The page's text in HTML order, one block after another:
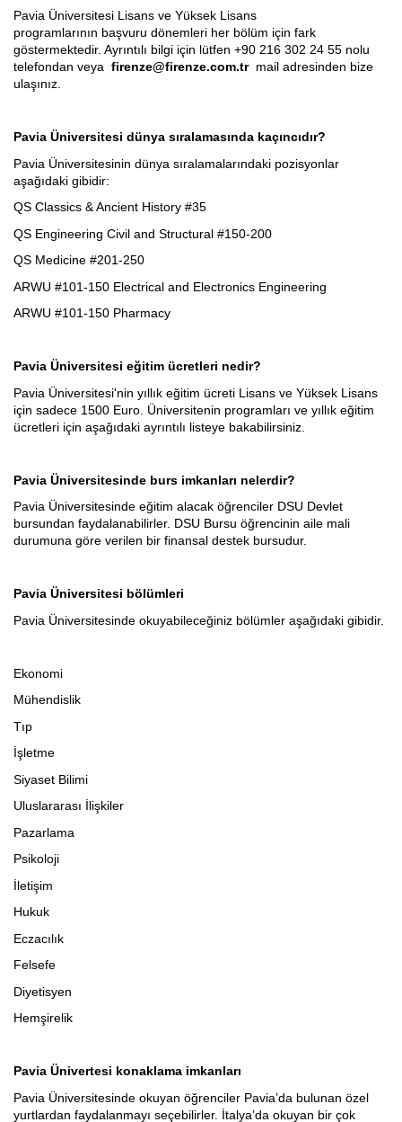
Pavia Üniversitesi Lisans ve Yüksek Lisans
programlarının başvuru dönemleri her bölüm için fark
göstermektedir. Ayrıntılı bilgi için lütfen +90 216 302 24 55 nolu
telefondan veya firenze@firenze.com.trmail adresinden bize
ulaşınız.
Pavia Üniversitesi dünya sıralamasında kaçıncıdır?
Pavia Üniversitesinin dünya sıralamalarındaki pozisyonlar
aşağıdaki gibidir:
QS Classics & Ancient History #35
QS Engineering Civil and Structural #150-200
QS Medicine #201-250
ARWU #101-150 Electrical and Electronics Engineering
ARWU #101-150 Pharmacy
Pavia Üniversitesi eğitim ücretleri nedir?
Pavia Üniversitesi'nin yıllık eğitim ücreti Lisans ve Yüksek Lisans
için sadece 1500 Euro. Üniversitenin programları ve yıllık eğitim
ücretleri için aşağıdaki ayrıntılı listeye bakabilirsiniz.
Pavia Üniversitesinde burs imkanları nelerdir?
Pavia Üniversitesinde eğitim alacak öğrenciler DSU Devlet
bursundan faydalanabilirler. DSU Bursu öğrencinin aile mali
durumuna göre verilen bir finansal destek bursudur.
Pavia Üniversitesi bölümleri
Pavia Üniversitesinde okuyabileceğiniz bölümler aşağıdaki gibidir.
Ekonomi
Mühendislik
Tıp
İşletme
Siyaset Bilimi
Uluslararası İlişkiler
Pazarlama
Psikoloji
İletişim
Hukuk
Eczacılık
Felsefe
Diyetisyen
Hemşirelik
Pavia Ünivertesi konaklama imkanları
Pavia Üniversitesinde okuyan öğrenciler Pavia’da bulunan özel
yurtlardan faydalanmayı seçebilirler. İtalya’da okuyan bir çok